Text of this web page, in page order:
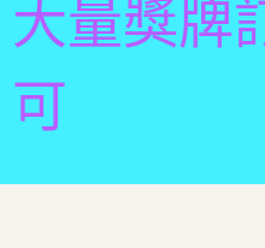
大量獎牌
可